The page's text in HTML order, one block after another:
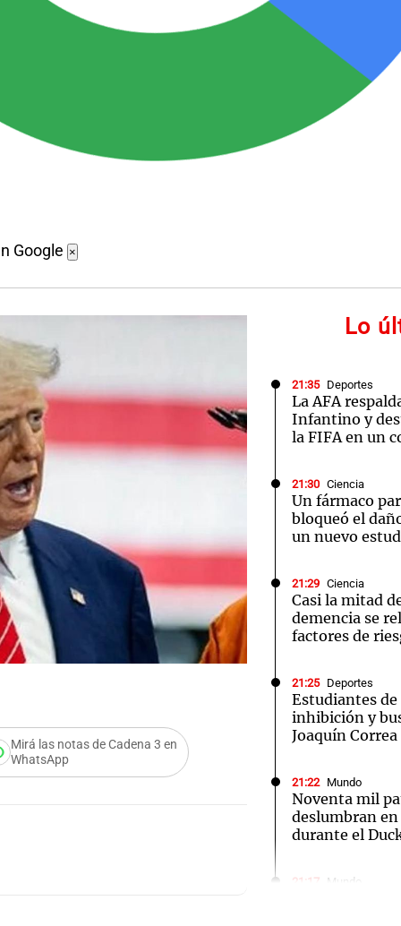
Google ×
Mirá las notas de Cadena 3 en
WhatsApp
Lo
21:35 Deportes
La AFA
Infantino y
la FIFA en un
21:30 Ciencia
Un fármaco
bloqueó el
un nuevo
21:29 Ciencia
Casi la mitad
demencia se
factores de
21:25 Deportes
Estudiantes
inhibición y
Joaquín Correa
21:22 Mundo
Noventa mil
deslumbran
durante el
21:17 Mundo
Audio.